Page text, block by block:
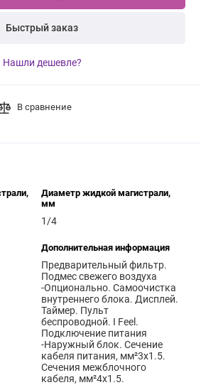
Быстрый заказ
Нашли дешевле?
В сравнение
Диаметр жидкой магистрали,
мм
1/4
Дополнительная информация
Предварительный фильтр.
Подмес свежего воздуха
-Опционально. Самоочистка
внутреннего блока. Дисплей.
Таймер. Пульт
беспроводной. I Feel.
Подключение питания
-Наружный блок. Сечение
кабеля питания, мм²3x1.5.
Сечения межблочного
кабеля, мм²4x1.5.